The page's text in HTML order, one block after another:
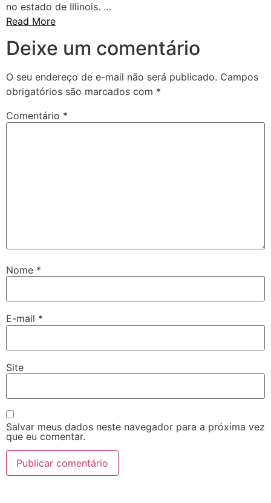
no estado de Illinois. …
Read More
Deixe um comentário
O seu endereço de e-mail não será publicado. Campos
obrigatórios são marcados com *
Comentário *
Nome *
E-mail *
Site
Salvar meus dados neste navegador para a próxima vez
que eu comentar.